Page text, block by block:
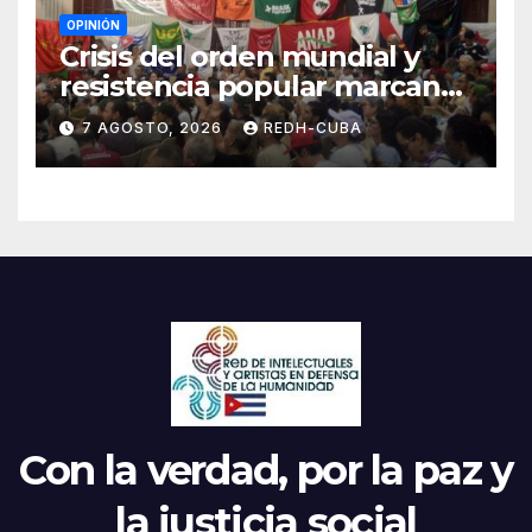
OPINIÓN
Crisis del orden mundial y
resistencia popular marcan
el inicio de la IV Asamblea
Continental de ALBA
Movimientos en Cuba
7 AGOSTO, 2026 REDH-CUBA
Con la verdad, por la paz y